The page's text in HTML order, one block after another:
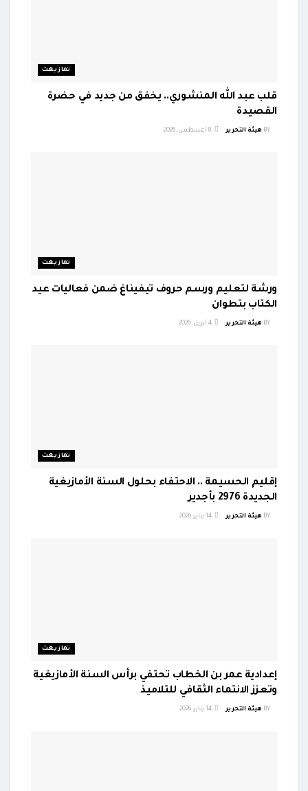
تمازيغت
قلب عبد الله المنشوري.. يخفق من جديد في حضرة
القصيدة
BY هيئة التحرير
تمازيغت
ورشة لتعليم ورسم حروف تيفيناغ ضمن فعاليات عيد
الكتاب بتطوان
BY هيئة التحرير
تمازيغت
إقليم الحسيمة .. الاحتفاء بحلول السنة الأمازيغية
الجديدة 2976 بأجدير
BY هيئة التحرير
تمازيغت
إعدادية عمر بن الخطاب تحتفي برأس السنة الأمازيغية
وتعزز الانتماء الثقافي للتلاميذ
BY هيئة التحرير